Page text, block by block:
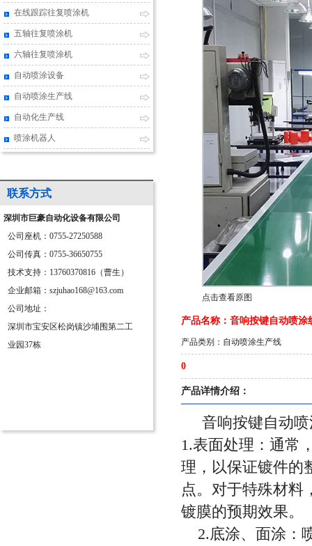
在线跟踪往复喷涂机
五轴往复喷涂机
六轴往复喷涂机
自动喷涂设备
自动喷涂生产线
自动化生产线
喷涂机器人
联系方式
深圳市巨豪自动化设备有限公司
公司座机：0755-27250588
公司传真：0755-36650755
技术支持：13760370816（曹生）
企业邮箱：szjuhao168@163.com
公司地址：
深圳市宝安区松岗镇沙埔围第二工
业园37栋
点击查看原图
产品名称：音响按键自动喷涂
产品类别：自动喷涂生产线
0
产品详情介绍：
音响按键自动
1.表面处理：通常
理，以保证镀件的
点。对于特殊材料
镀膜的预期效果。
2.底涂、面涂：